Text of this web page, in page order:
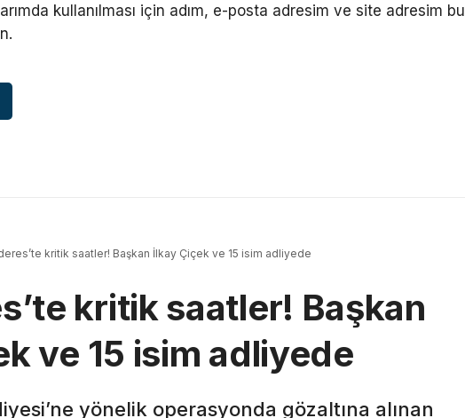
kullanılması için adım, e-posta adresim ve site adresim bu
kritik saatler! Başkan İlkay Çiçek ve 15 isim adliyede
kritik saatler! Başkan
ve 15 isim adliyede
yönelik operasyonda gözaltına alınan